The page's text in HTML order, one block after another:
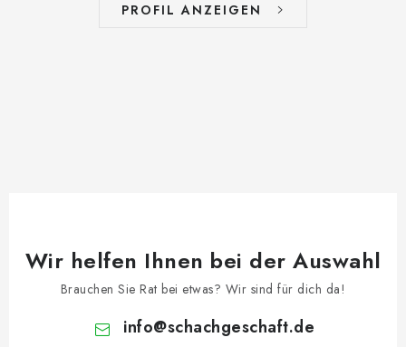
PROFIL ANZEIGEN
Wir helfen Ihnen bei der Auswahl
Brauchen Sie Rat bei etwas? Wir sind für dich da!
info@schachgeschaft.de